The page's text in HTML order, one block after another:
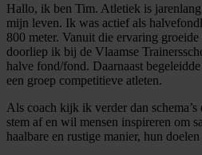
Hallo, ik ben Tim. Atletiek is jarenlang
mijn leven. Ik was actief als
800 meter. Vanuit die ervaring
doorliep ik bij de Vlaamse
halve fond/fond. Daarnaast
een groep competitieve atleten.
Als coach kijk ik verder dan
stem af en wil mensen inspireren om
haalbare en rustige manier, hun